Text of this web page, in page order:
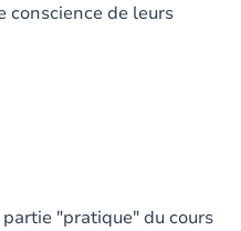
conscience de leurs
"pratique" du cours